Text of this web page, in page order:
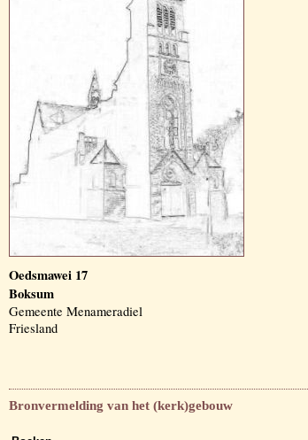
Oedsmawei 17
Boksum
Gemeente Menameradiel
Friesland
Bronvermelding van het (kerk)gebouw